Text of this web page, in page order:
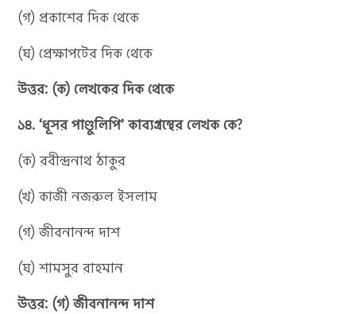
(গ) প্রকাশের দিক থেকে
(ঘ) প্রেক্ষাপটের দিক থেকে
উত্তর: (ক) লেখকের দিক থেকে
১৪. ‘ধূসর পাণ্ডুলিপি’ কাব্যগ্রন্থের লেখক কে?
(ক) রবীন্দ্রনাথ ঠাকুর
(খ) কাজী নজরুল ইসলাম
(গ) জীবনানন্দ দাশ
(ঘ) শামসুর রাহমান
উত্তর: (গ) জীবনানন্দ দাশ